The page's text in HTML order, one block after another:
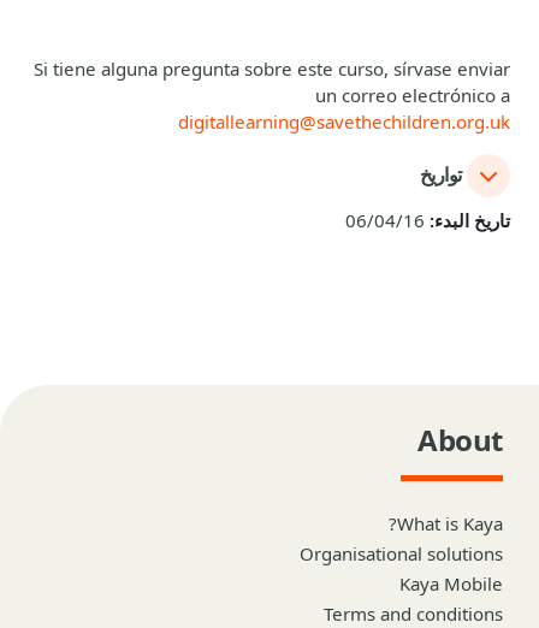
Si tiene alguna pregunta sobre este curso, sírvase enviar
un correo electrónico a
digitallearning@savethechildren.org.uk
تواريخ
تاريخ البدء:
About
What is Kaya?
Organisational solutions
Kaya Mobile
Terms and conditions